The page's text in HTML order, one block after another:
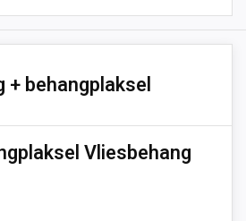
+ behangplaksel
Vliesbehang